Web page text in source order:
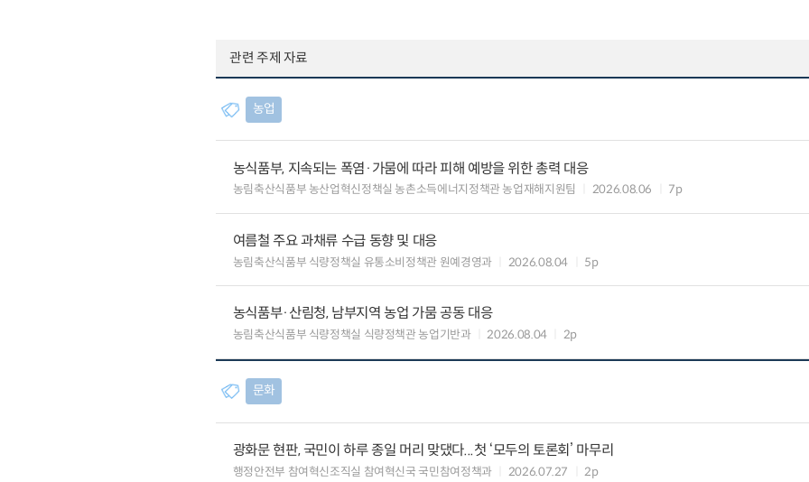
관련 주제 자료
농업
농식품부, 지속되는 폭염·가뭄에 따라 피해 예방을 위한 총력 대응
농림축산식품부 농산업혁신정책실 농촌소득에너지정책관 농업재해지원팀 2026.08.06 7p
여름철 주요 과채류 수급 동향 및 대응
농림축산식품부 식량정책실 유통소비정책관 원예경영과 2026.08.04 5p
농식품부·산림청, 남부지역 농업 가뭄 공동 대응
농림축산식품부 식량정책실 식량정책관 농업기반과 2026.08.04 2p
문화
광화문 현판, 국민이 하루 종일 머리 맞댔다...첫 ‘모두의 토론회’ 마무리
행정안전부 참여혁신조직실 참여혁신국 국민참여정책과 2026.07.27 2p